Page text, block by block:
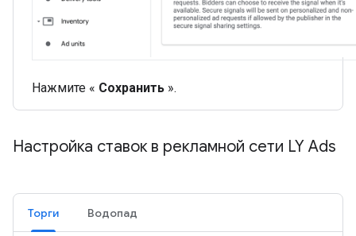
Нажмите « Сохранить ».
Настройка ставок в рекламной сети LY Ads
Торги Водопад